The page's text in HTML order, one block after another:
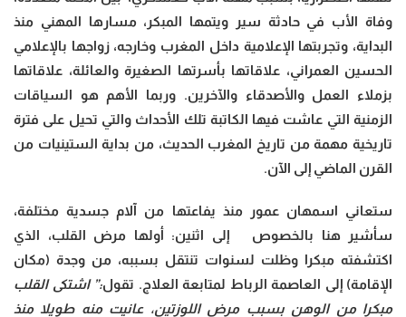
وفاة الأب في حادثة سير ويتمها المبكر، مسارها المهني منذ
البداية، وتجربتها الإعلامية داخل المغرب وخارجه، زواجها بالإعلامي
الحسين العمراني، علاقاتها بأسرتها الصغيرة والعائلة، علاقاتها
بزملاء العمل والأصدقاء والآخرين. وربما الأهم هو السياقات
الزمنية التي عاشت فيها الكاتبة تلك الأحداث والتي تحيل على فترة
تاريخية مهمة من تاريخ المغرب الحديث، من بداية الستينيات من
القرن الماضي إلى الآن.
ستعاني اسمهان عمور منذ يفاعتها من آلام جسدية مختلفة،
سأشير هنا بالخصوص إلى اثنين: أولها مرض القلب، الذي
اكتشفته مبكرا وظلت لسنوات تنتقل بسببه، من وجدة (مكان
الإقامة) إلى العاصمة الرباط لمتابعة العلاج. تقول:” اشتكى القلب
مبكرا من الوهن بسبب مرض اللوزتين، عانيت منه طويلا منذ